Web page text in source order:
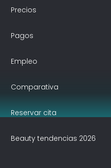
Precios
Pagos
Empleo
Comparativa
Reservar cita
Beauty tendencias 2026